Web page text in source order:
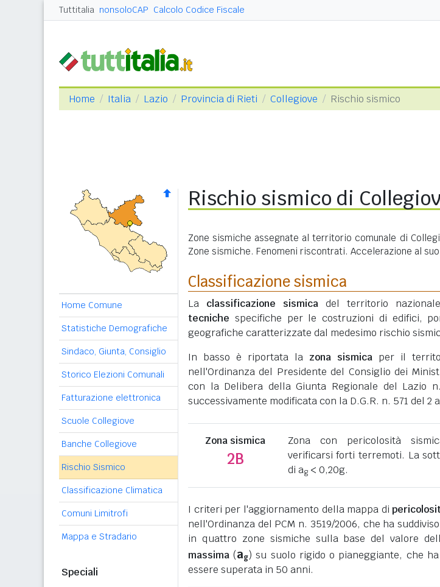
Tuttitalia nonsoloCAP Calcolo Codice Fiscale
Home Italia Lazio Provincia di Rieti Collegiove Rischio sismico
Home Comune
Statistiche Demografiche
Sindaco, Giunta, Consiglio
Storico Elezioni Comunali
Fatturazione elettronica
Scuole Collegiove
Banche Collegiove
Rischio Sismico
Classificazione Climatica
Comuni Limitrofi
Mappa e Stradario
Speciali
Rischio sismico di
Zone sismiche assegnate al territorio comunale di
Zone sismiche. Fenomeni riscontrati. Accelerazione al
Classificazione sismica
La classificazione sismica del territorio
tecniche specifiche per le costruzioni di edifici,
geografiche caratterizzate dal medesimo rischio
In basso è riportata la zona sismica per il
nell'Ordinanza del Presidente del Consiglio dei
con la Delibera della Giunta Regionale del Lazio
successivamente modificata con la D.G.R. n. 571 del 2
Zona sismica
2B
Zona con pericolosità
verificarsi forti terremoti. La
di ag< 0,20g.
I criteri per l'aggiornamento della mappa di
nell'Ordinanza del PCM n. 3519/2006, che ha
in quattro zone sismiche sulla base del valore
massima (ag) su suolo rigido o pianeggiante, che
essere superata in 50 anni.